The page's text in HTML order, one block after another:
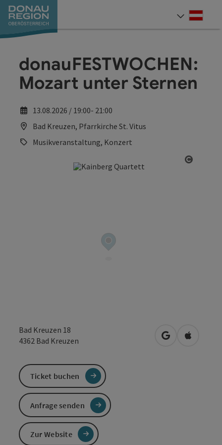
Zum Inhalt
Zur Navigation
Zum Seitenanfang
Zur Kontaktseite
Zum Impressum
Zur Startseite
donauFESTWOCHEN:
Mozart unter Sternen
13.08.2026 / 19:00- 21:00
Bad Kreuzen, Pfarrkirche St. Vitus
Musikveranstaltung, Konzert
Bad Kreuzen 18
4362 Bad Kreuzen in Googlein Apple
Ticket buchen
Anfrage senden
Zur Website